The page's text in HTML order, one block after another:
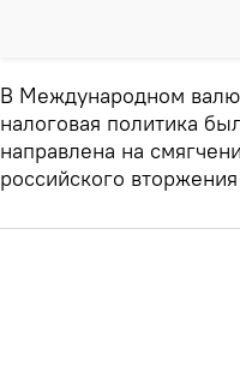
В Международном
налоговая политика
направлена на
российского